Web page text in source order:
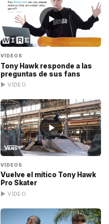
▶
VÍDEOS
Tony Hawk responde a las
preguntas de sus fans
▶ VÍDEO
▶
VÍDEOS
Vuelve el mítico Tony Hawk
Pro Skater
▶ VÍDEO